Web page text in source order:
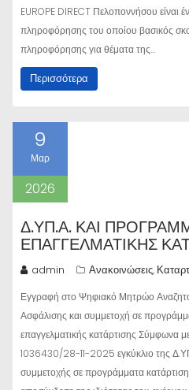
EUROPE DIRECT Πελοποννήσου είναι
πληροφόρησης του οποίου βασικός
πληροφόρησης για θέματα της…
Περισσότερα
9
Μαρ
2026
Δ.ΥΠ.Α. ΚΑΙ
ΕΠΑΓΓΕΛΜΑΤΙΚΉΣ
admin Ανακοινώσεις,
Εγγραφή στο Ψηφιακό Μητρώο
Ασφάλισης και συμμετοχή σε
επαγγελματικής κατάρτισης Σύμφωνα
1036430/28-11-2025 εγκύκλιο της
συμμετοχής σε προγράμματα